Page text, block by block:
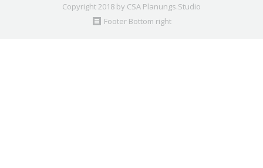
Copyright 2018 by CSA Planungs.Studio
Footer Bottom right